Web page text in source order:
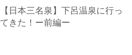
【日本三名泉】下呂温泉に行っ
てきた！ー前編ー